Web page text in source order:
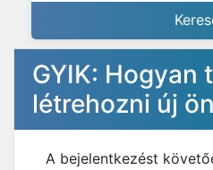
GYIK: Hogyan
létrehozni új
A bejelentkezést